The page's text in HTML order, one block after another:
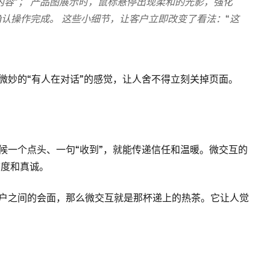
操作完成。 这些小细节，让客户立即改变了看法：“这
的“有人在对话”的感觉，让人舍不得立刻关掉页面。
个点头、一句“收到”，就能传递信任和温暖。微交互的
和真诚。
间的会面，那么微交互就是那杯递上的热茶。它让人觉